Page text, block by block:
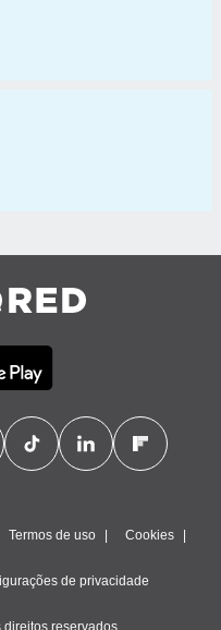
Termos de uso Cookies
de privacidade
reservados